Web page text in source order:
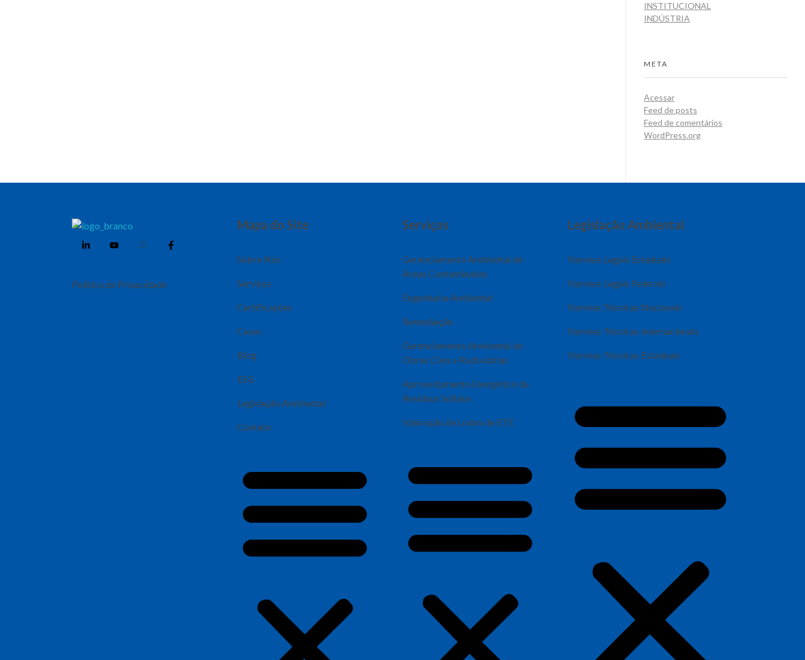
INSTITUCIONAL
INDÚSTRIA
META
Acessar
Feed de posts
Feed de comentários
WordPress.org
Weber Ambiental
Política de Privacidade
Mapa do Site
Sobre Nós
Serviços
Certificações
Cases
Blog
ESG
Legislação Ambiental
Contato
Serviços
Gerenciamento Ambiental de
Áreas Contaminadas
Engenharia Ambiental
Remediação
Gerenciamento Ambiental de
Obras Civis e Rodoviárias
Aproveitamento Energético de
Resíduos Sólidos
Valoração de Lodos de ETE
Legislação Ambiental
Normas Legais Estaduais
Normas Legais Federais
Normas Técnicas Nacionais
Normas Técnicas Internacionais
Normas Técnicas Estaduais